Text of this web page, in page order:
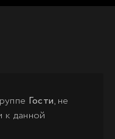
Гости, не
к данной